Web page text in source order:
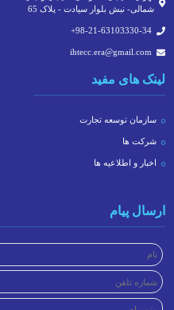
شمالی- نبش بلوار سیادت - پلاک 65
‎+98-21-63103330-34
ihtecc.era@gmail.com
لینک های مفید
سازمان توسعه تجارت
شرکت ها
اخبار و اطلاعیه ها
ارسال پیام